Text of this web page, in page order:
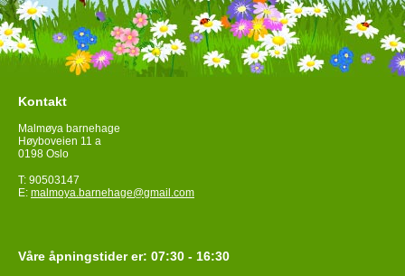
Kontakt
Malmøya barnehage
Høyboveien 11 a
0198 Oslo
T: 90503147
E: malmoya.barnehage@gmail.com
Våre åpningstider er: 07:30 - 16:30